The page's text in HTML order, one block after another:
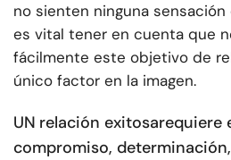
no sienten ninguna sensación
es vital tener en cuenta que
fácilmente este objetivo de
único factor en la imagen.
UN relación exitosarequiere
compromiso,